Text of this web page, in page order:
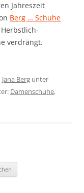
Jahreszeit
Berg … Schuhe
verdrängt.
Jana Berg unter
Damenschuhe,